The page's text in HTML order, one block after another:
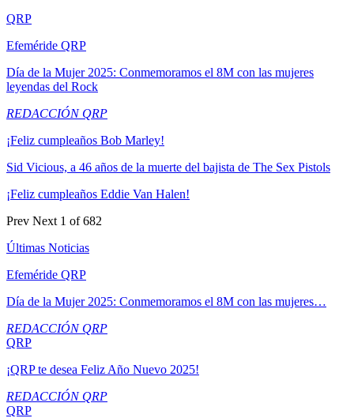
QRP
Efeméride QRP
Día de la Mujer 2025: Conmemoramos el 8M con las mujeres
leyendas del Rock
REDACCIÓN QRP
¡Feliz cumpleaños Bob Marley!
Sid Vicious, a 46 años de la muerte del bajista de The Sex Pistols
¡Feliz cumpleaños Eddie Van Halen!
Prev Next 1 of 682
Últimas Noticias
Efeméride QRP
Día de la Mujer 2025: Conmemoramos el 8M con las mujeres…
REDACCIÓN QRP
QRP
¡QRP te desea Feliz Año Nuevo 2025!
REDACCIÓN QRP
QRP